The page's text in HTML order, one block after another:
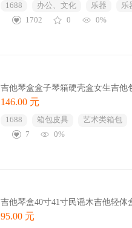
1688 办公、文化 乐器
乐
1702
0 0%
吉他琴盒盒子琴箱硬壳盒女生吉他
146.00 元
1688 箱包皮具 艺术类箱包
7
0%
吉他琴盒40寸41寸民谣木吉他轻
95.00 元